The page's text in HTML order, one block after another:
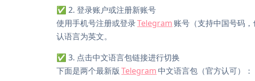
✅ 2. 登录账户或注册新账号
使用手机号注册或登录Telegram 账号（支持中国号码
认语言为英文。
✅ 3. 点击中文语言包链接进行切换
下面是两个最新版 Telegram 中文语言包（官方认可）：